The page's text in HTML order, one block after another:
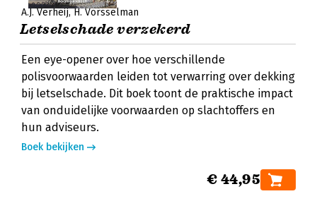
A.J. Verheij H. Vorsselman
Letselschade verzekerd
Een eye-opener over hoe verschillende
polisvoorwaarden leiden tot verwarring over dekking
bij letselschade. Dit boek toont de praktische impact
van onduidelijke voorwaarden op slachtoffers en
hun adviseurs.
Boek bekijken
€ 44,95